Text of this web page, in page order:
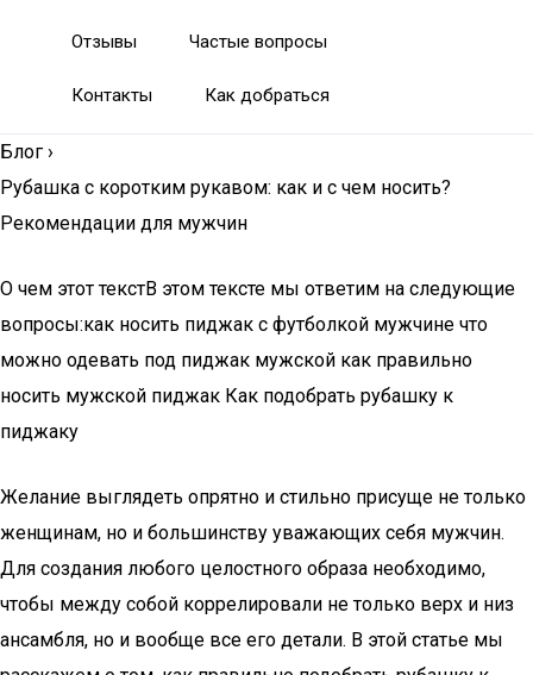
Отзывы Частые вопросы
Контакты Как добраться
Блог ›
Рубашка с коротким рукавом: как и с чем носить?
Рекомендации для мужчин
О чем этот текстВ этом тексте мы ответим на следующие
вопросы:как носить пиджак с футболкой мужчине что
можно одевать под пиджак мужской как правильно
носить мужской пиджак Как подобрать рубашку к
пиджаку
Желание выглядеть опрятно и стильно присуще не только
женщинам, но и большинству уважающих себя мужчин.
Для создания любого целостного образа необходимо,
чтобы между собой коррелировали не только верх и низ
ансамбля, но и вообще все его детали. В этой статье мы